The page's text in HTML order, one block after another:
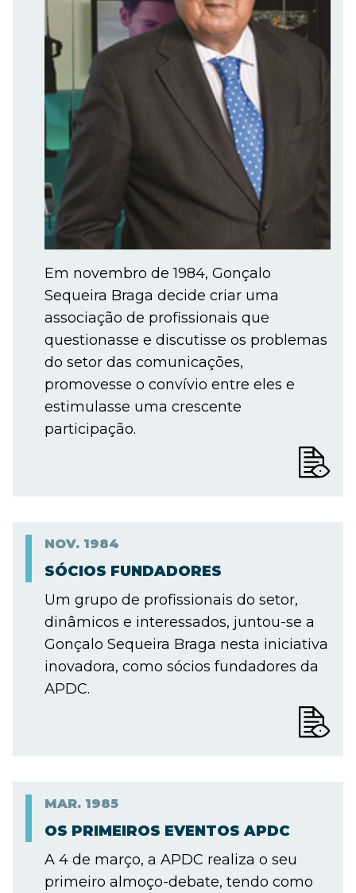
Em novembro de 1984, Gonçalo
Sequeira Braga decide criar uma
associação de profissionais que
questionasse e discutisse os problemas
do setor das comunicações,
promovesse o convívio entre eles e
estimulasse uma crescente
participação.
NOV. 1984
SÓCIOS FUNDADORES
Um grupo de profissionais do setor,
dinâmicos e interessados, juntou-se a
Gonçalo Sequeira Braga nesta iniciativa
inovadora, como sócios fundadores da
APDC.
MAR. 1985
OS PRIMEIROS EVENTOS APDC
A 4 de março, a APDC realiza o seu
primeiro almoço-debate, tendo como